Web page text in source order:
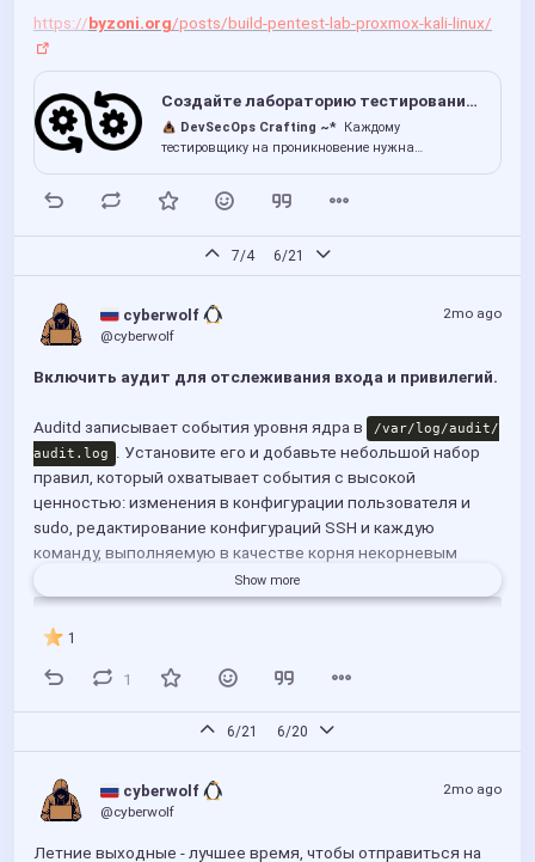
https://byzoni.org/posts/build-pentest-lab-proxmox-kali-linux/
Создайте лабораторию тестирования на проникновение с помощью Proxmox и Kali Linux
DevSecOps Crafting ~*
Каждому
тестировщику на проникновение нужна
риска юридических проблем или нарушения
производственных систем. Выделенная
контроль: изолированные сети, снимки для
7/4 6/21
cyberwolf
@cyberwolf
2mo ago
Show more
Включить аудит для отслеживания входа и привилегий.
Auditd записывает события уровня ядра в
/var/log/audit/
audit.log
. Установите его и добавьте небольшой набор
правил, который охватывает события с высокой
ценностью: изменения в конфигурации пользователя и
sudo, редактирование конфигураций SSH и каждую
команду, выполняемую в качестве корня некорневым
Опустите правила в каталог rules.d
, чтобы они пережили
перезагрузку:
sudo tee /etc/audit/rules.d/hardening.rules >/dev/null
-w /etc/shadow -p wa -k shadow_changes
-w /etc/sudoers -p wa -k sudoers_changes
-w /var/log/auth.log -p wa -k authlog
1
1
6/21 6/20
cyberwolf
@cyberwolf
2mo ago
Летние выходные - лучшее время, чтобы отправиться на